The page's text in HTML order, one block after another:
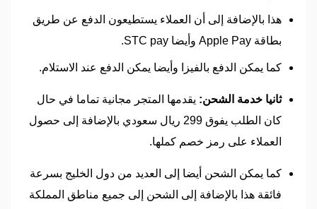
هذا بالإضافة إلى أن العملاء يستطيعون الدفع عن طريق
بطاقة Apple Pay وأيضا STC pay.
كما يمكن الدفع بالفيزا وأيضا يمكن الدفع عند الاستلام.
ثانيا خدمة الشحن: يقدمها المتجر مجانية تماما في حال
كان الطلب يفوق 299 ريال سعودي بالإضافة إلى حصول
العملاء على رمز خصم كملها.
كما يمكن الشحن أيضا إلى العديد من دول الخليج بسرعة
فائقة هذا بالإضافة إلى الشحن إلى جميع مناطق المملكة